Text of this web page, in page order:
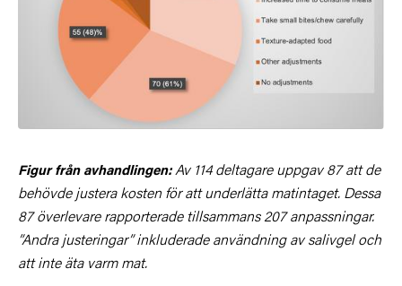
Figur från avhandlingen:Av 114 deltagare uppgav 87 att de
behövde justera kosten för att underlätta matintaget. Dessa
87 överlevare rapporterade tillsammans 207 anpassningar.
”Andra justeringar” inkluderade användning av salivgel och
att inte äta varm mat.